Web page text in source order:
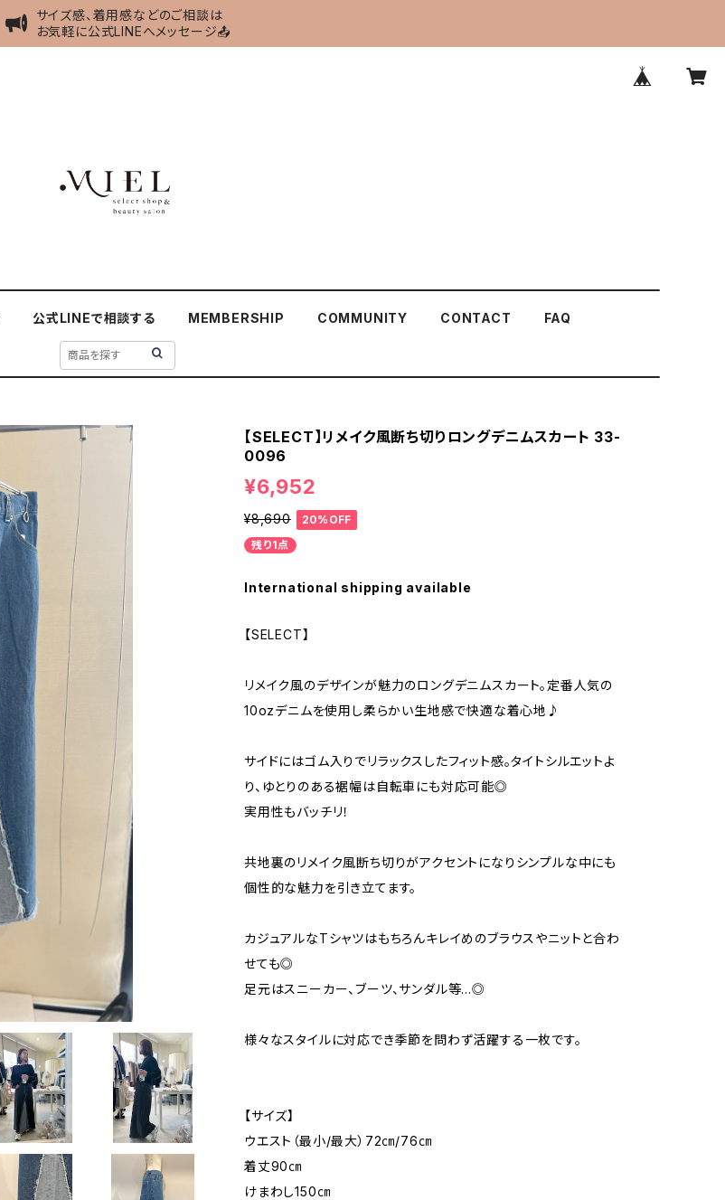
サイズ感、着用感などのご相談は
お気軽に公式LINEへメッセージ📤
公式LINEで相談する MEMBERSHIP COMMUNITY CONTACT FAQ
【SELECT】リメイク風断ち切りロングデニムスカート 33-
0096
¥6,952
¥8,690
20%OFF
残り1点
International shipping available
【SELECT】
リメイク風のデザインが魅力のロングデニムスカート。定番人気の
10ozデニムを使用し柔らかい生地感で快適な着心地♪
サイドにはゴム入りでリラックスしたフィット感。タイトシルエットよ
り、ゆとりのある裾幅は自転車にも対応可能◎
実用性もバッチリ！
共地裏のリメイク風断ち切りがアクセントになりシンプルな中にも
個性的な魅力を引き立てます。
カジュアルなTシャツはもちろんキレイめのブラウスやニットと合わ
せても◎
足元はスニーカー、ブーツ、サンダル等…◎
様々なスタイルに対応でき季節を問わず活躍する一枚です。
【サイズ】
ウエスト（最小/最大）72㎝/76㎝
着丈90㎝
けまわし150㎝